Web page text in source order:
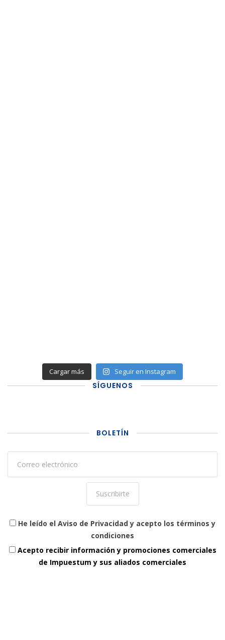
Cargar más Seguir en Instagram
SÍGUENOS
BOLETÍN
He leído el Aviso de Privacidad y acepto los términos y
condiciones
Acepto recibir información y promociones comerciales
de Impuestum y sus aliados comerciales